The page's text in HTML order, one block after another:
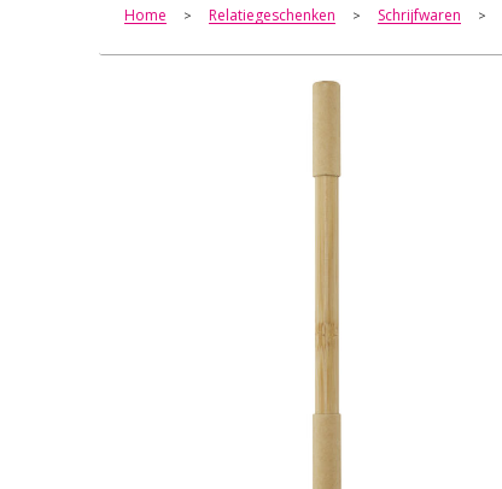
Home > Relatiegeschenken > Schrijfwaren >